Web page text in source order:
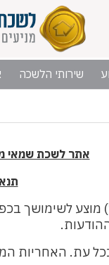
שירותי הלשכה
אתר לשכת שמאי
) מוצע לשימושך
עת. האחריות